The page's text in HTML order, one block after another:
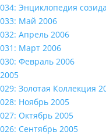
034: Энциклопедия
033: Май 2006
032: Апрель 2006
031: Март 2006
030: Февраль 2006
2005
029: Золотая Коллекция
028: Ноябрь 2005
027: Октябрь 2005
026: Сентябрь 2005